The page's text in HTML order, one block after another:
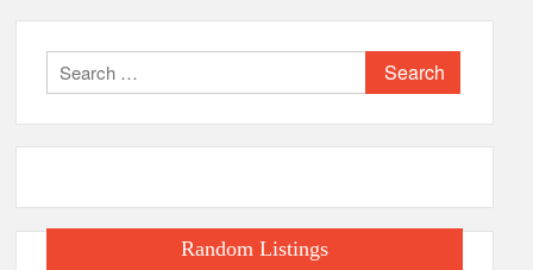
Search
for:
Random Listings